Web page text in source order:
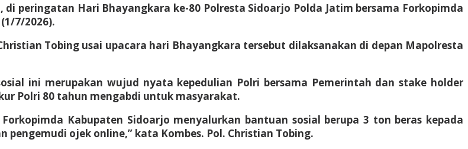
peringatan Hari Bhayangkara ke-80 Polresta Sidoarjo Polda Jatim bersama Forkopimda
7/2026).
Tobing usai upacara hari Bhayangkara tersebut dilaksanakan di depan Mapolresta
ini merupakan wujud nyata kepedulian Polri bersama Pemerintah dan stake holder
Polri 80 tahun mengabdi untuk masyarakat.
Kabupaten Sidoarjo menyalurkan bantuan sosial berupa 3 ton beras kepada
ojek online,” kata Kombes. Pol. Christian Tobing.